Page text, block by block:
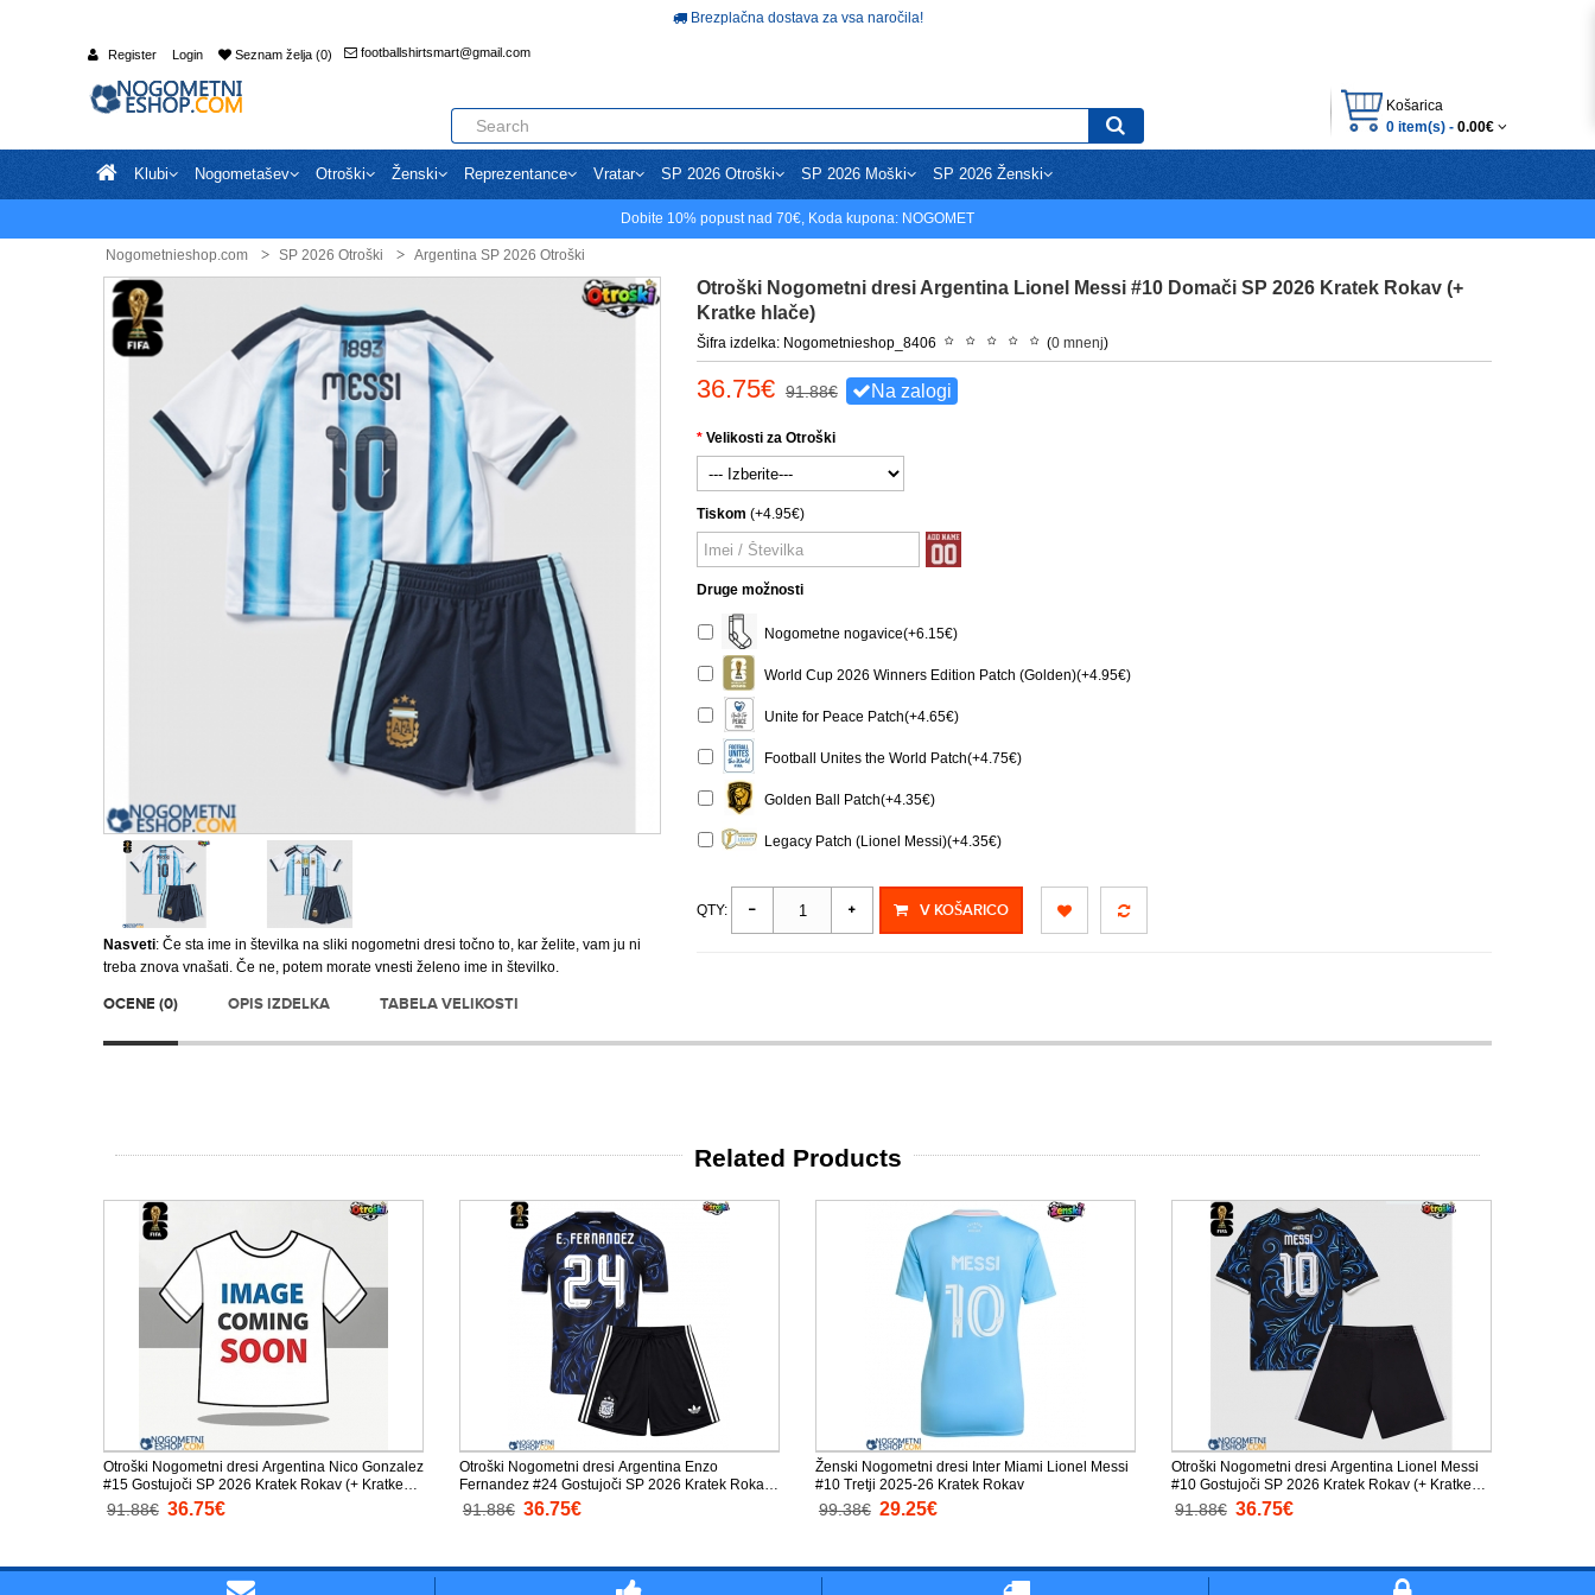
Brezplačna dostava za vsa naročila!
Register Login Seznam želja (0) footballshirtsmart@gmail.com
Košarica
0 item(s) - 0.00€
Klubi Nogometašev Otroški Ženski Reprezentance Vratar SP 2026 Otroški SP 2026 Moški SP 2026 Ženski
Dobite 10% popust nad 70€, Koda kupona: NOGOMET
Nogometnieshop.com SP 2026 Otroški Argentina SP 2026 Otroški
Nasveti: Če sta ime in številka na sliki nogometni dresi točno to, kar želite, vam ju ni
treba znova vnašati. Če ne, potem morate vnesti želeno ime in številko.
Otroški Nogometni dresi Argentina Lionel Messi #10 Domači SP 2026 Kratek Rokav (+
Kratke hlače)
Šifra izdelka: Nogometnieshop_8406 (0 mnenj)
36.75€ 91.88€ Na zalogi
Velikosti za Otroški
Tiskom (+4.95€)
Druge možnosti
Nogometne nogavice(+6.15€)
World Cup 2026 Winners Edition Patch (Golden)(+4.95€)
Unite for Peace Patch(+4.65€)
Football Unites the World Patch(+4.75€)
Golden Ball Patch(+4.35€)
Legacy Patch (Lionel Messi)(+4.35€)
QTY: V KOŠARICO
OCENE (0) OPIS IZDELKA TABELA VELIKOSTI
Related Products
Otroški Nogometni dresi Argentina Nico Gonzalez
#15 Gostujoči SP 2026 Kratek Rokav (+ Kratke
hlače)
91.88€ 36.75€
Otroški Nogometni dresi Argentina Enzo
Fernandez #24 Gostujoči SP 2026 Kratek Rokav
(+ Kratke hlače)
91.88€ 36.75€
Ženski Nogometni dresi Inter Miami Lionel Messi
#10 Tretji 2025-26 Kratek Rokav
99.38€ 29.25€
Otroški Nogometni dresi Argentina Lionel Messi
#10 Gostujoči SP 2026 Kratek Rokav (+ Kratke
hlače)
91.88€ 36.75€